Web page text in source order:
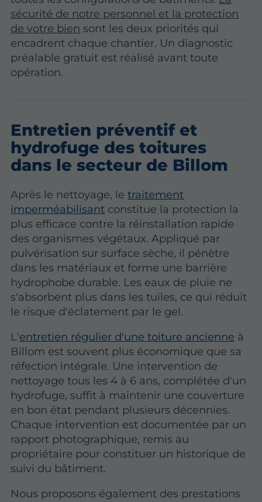
sécurité de notre personnel et la protection
de votre bien sont les deux priorités qui
encadrent chaque chantier. Un diagnostic
préalable gratuit est réalisé avant toute
opération.
Entretien préventif et
hydrofuge des toitures
dans le secteur de Billom
Après le nettoyage, letraitement
imperméabilisant constitue la protection la
plus efficace contre la réinstallation rapide
des organismes végétaux. Appliqué par
pulvérisation sur surface sèche, il pénètre
dans les matériaux et forme une barrière
hydrophobe durable. Les eaux de pluie ne
s'absorbent plus dans les tuiles, ce qui réduit
le risque d'éclatement par le gel.
L'entretien régulier d'une toiture ancienne à
Billom est souvent plus économique que sa
réfection intégrale. Une intervention de
nettoyage tous les 4 à 6 ans, complétée d'un
hydrofuge, suffit à maintenir une couverture
en bon état pendant plusieurs décennies.
Chaque intervention est documentée par un
rapport photographique, remis au
propriétaire pour constituer un historique de
suivi du bâtiment.
Nous proposons également des prestations